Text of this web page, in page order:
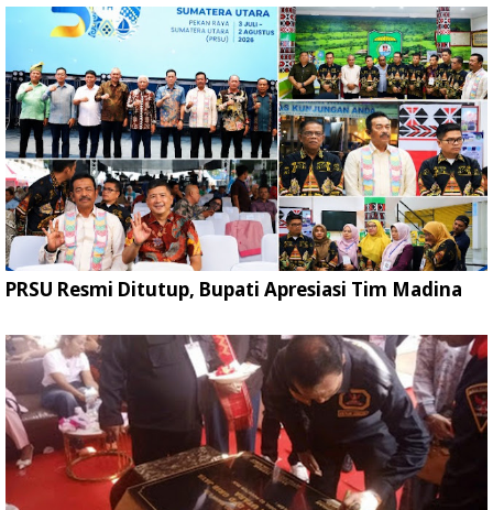
PRSU Resmi Ditutup, Bupati Apresiasi Tim Madina